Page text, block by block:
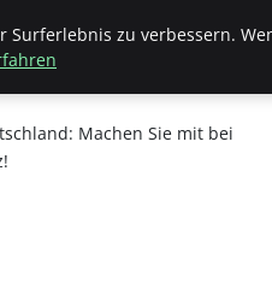
Machen Sie mit bei
Surferlebnis zu verbessern.